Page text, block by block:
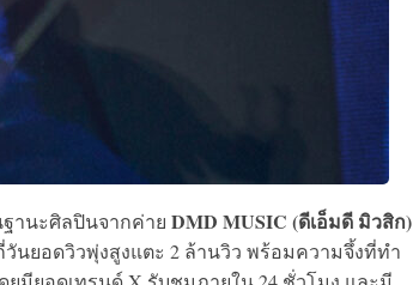
านะศิลปินจากค่าย DMD MUSIC (ดีเอ็มดี มิวสิก)
นยอดวิวพุ่งสูงแตะ 2 ล้านวิว พร้อมความจึ้งที่ทำ